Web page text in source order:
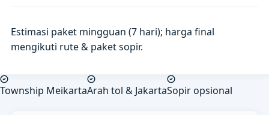
Estimasi paket mingguan (7 hari); harga final
mengikuti rute & paket sopir.
Township MeikartaArah tol & JakartaSopir opsional